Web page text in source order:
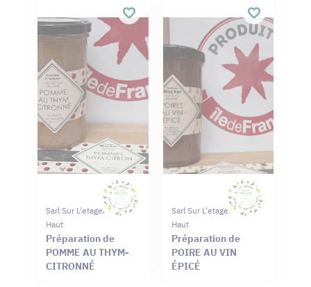
Sarl Sur L'etagere Du
Haut
Préparation de
POMME AU THYM-
CITRONNÉ
Sarl Sur L'etagere Du
Haut
Préparation de
POIRE AU VIN
ÉPICÉ